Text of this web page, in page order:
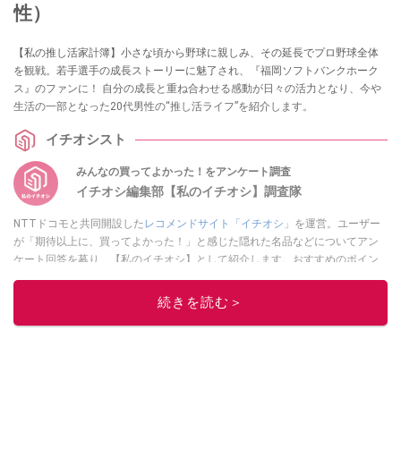
性）
【私の推し活家計簿】小さな頃から野球に親しみ、その延長でプロ野球全体
を観戦。若手選手の成長ストーリーに魅了され、『福岡ソフトバンクホーク
ス』のファンに！ 自分の成長と重ね合わせる感動が日々の活力となり、今や
生活の一部となった20代男性の“推し活ライフ”を紹介します。
イチオシスト
みんなの買ってよかった！をアンケート調査
イチオシ編集部【私のイチオシ】調査隊
NTTドコモと共同開設した レコメンドサイト「イチオシ」 を運営。ユーザー
が「期待以上に、買ってよかった！」と感じた隠れた名品などについてアン
ケート回答を募り、【私のイチオシ】として紹介します。おすすめのポイン
このイチオシストの他の記事を読む
続きを読む＞